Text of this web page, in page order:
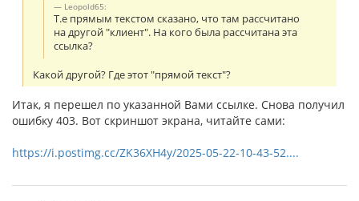
Leopold65:
Т.е прямым текстом сказано, что там рассчитано
на другой "клиент". На кого была рассчитана эта
ссылка?
Какой другой? Где этот "прямой текст"?
Итак, я перешел по указанной Вами ссылке. Снова получил
ошибку 403. Вот скриншот экрана, читайте сами:
https://i.postimg.cc/ZK36XH4y/2025-05-22-10-43-52....